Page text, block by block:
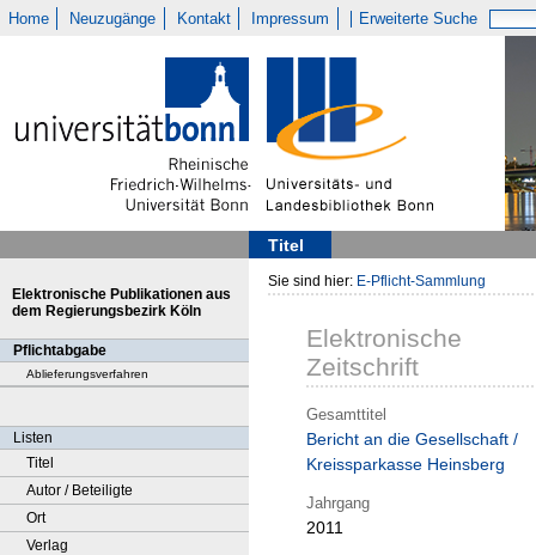
Home Neuzugänge Kontakt Impressum Erweiterte Suche
Titel
Elektronische Publikationen aus
dem Regierungsbezirk Köln
Pflichtabgabe
Ablieferungsverfahren
Listen
Titel
Autor / Beteiligte
Ort
Verlag
Sie sind hier: E-Pflicht-Sammlung
Elektronische
Zeitschrift
Gesamttitel
Bericht an die Gesellschaft /
Kreissparkasse Heinsberg
Jahrgang
2011